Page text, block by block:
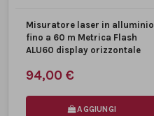
Misuratore laser in alluminio
fino a 60 m Metrica Flash
ALU60 display orizzontale
94,00 €
AGGIUNGI